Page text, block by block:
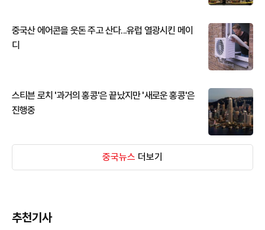
중국산 에어콘을 웃돈 주고 산다...유럽 열광시킨 메이
디
스티븐 로치 '과거의 홍콩'은 끝났지만 '새로운 홍콩'은
진행중
중국뉴스 더보기
추천기사